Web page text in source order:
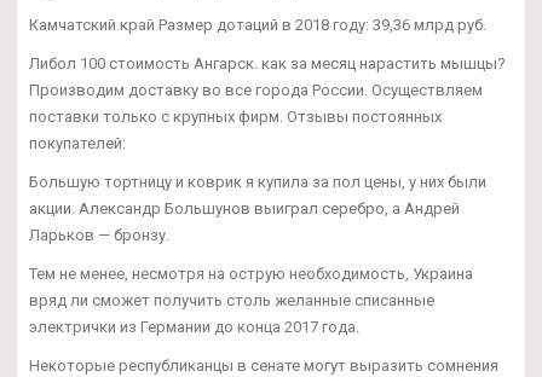
Камчатский край Размер дотаций в 2018 году: 39,36 млрд руб.
Либол 100 стоимость Ангарск. как за месяц нарастить мышцы?
Производим доставку во все города России. Осуществляем
поставки только с крупных фирм. Отзывы постоянных
покупателей:
Большую тортницу и коврик я купила за пол цены, у них были
акции. Александр Большунов выиграл серебро, а Андрей
Ларьков — бронзу.
Тем не менее, несмотря на острую необходимость, Украина
вряд ли сможет получить столь желанные списанные
электрички из Германии до конца 2017 года.
Некоторые республиканцы в сенате могут выразить сомнения